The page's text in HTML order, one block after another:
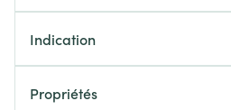
Indication
Propriétés